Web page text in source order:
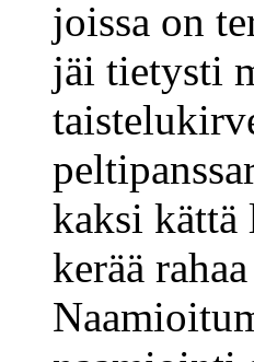
joissa on
jäi tietysti
kaksi kättä
kerää